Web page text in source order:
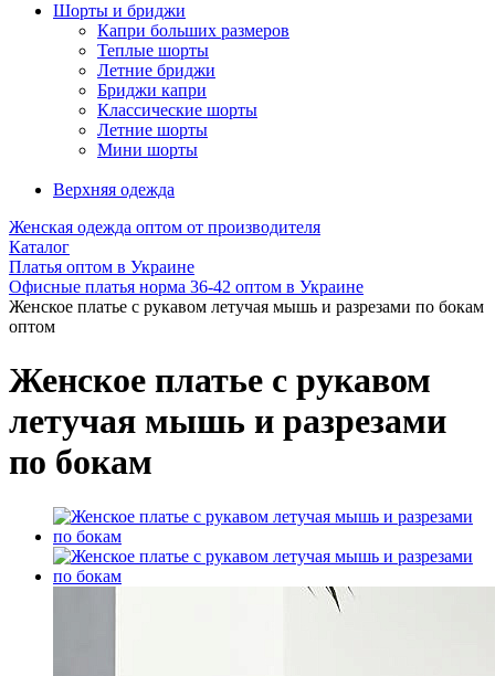
Шорты и бриджи
Капри больших размеров
Теплые шорты
Летние бриджи
Бриджи капри
Классические шорты
Летние шорты
Мини шорты
Верхняя одежда
Женская одежда оптом от производителя
Каталог
Платья оптом в Украине
Офисные платья норма 36-42 оптом в Украине
Женское платье с рукавом летучая мышь и разрезами по бокам
оптом
Женское платье с рукавом
летучая мышь и разрезами
по бокам